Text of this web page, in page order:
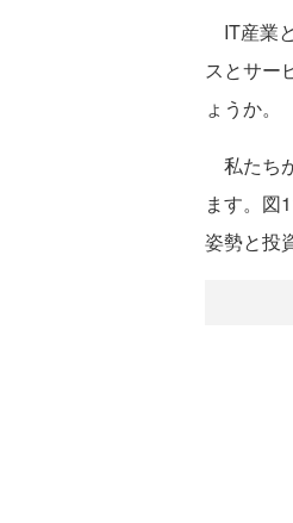
IT産業
スとサー
ょうか。
私たち
ます。図
姿勢と投